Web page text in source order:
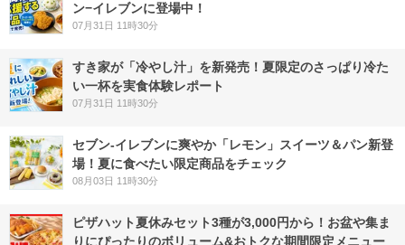
ン−イレブンに登場中！
07月31日 11時30分
すき家が「冷やし汁」を新発売！夏限定のさっぱり冷た
い一杯を実食体験レポート
07月31日 11時30分
セブン‐イレブンに爽やか「レモン」スイーツ＆パン新登
場！夏に食べたい限定商品をチェック
08月03日 11時30分
ピザハット夏休みセット3種が3,000円から！お盆や集ま
りにぴったりのボリューム&おトクな期間限定メニュー